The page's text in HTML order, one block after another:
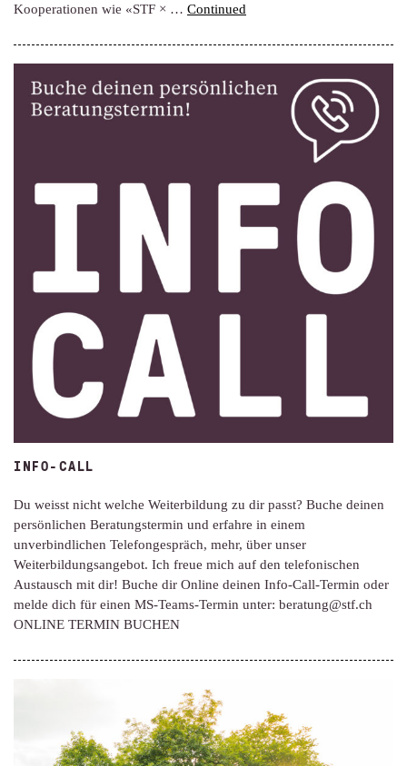
Kooperationen wie «STF × … Continued
INFO-CALL
Du weisst nicht welche Weiterbildung zu dir passt? Buche deinen
persönlichen Beratungstermin und erfahre in einem
unverbindlichen Telefongespräch, mehr, über unser
Weiterbildungsangebot. Ich freue mich auf den telefonischen
Austausch mit dir! Buche dir Online deinen Info-Call-Termin oder
melde dich für einen MS-Teams-Termin unter: beratung@stf.ch
ONLINE TERMIN BUCHEN